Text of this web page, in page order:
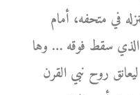
في متحفه، أمام
سقط فوقه … وها
روح نبي القرن